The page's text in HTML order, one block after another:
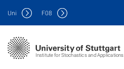
Institute for Stochastics and Applications
Uni F08